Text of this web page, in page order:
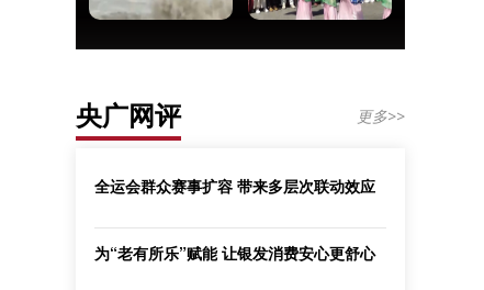
央广网评 更多>>
全运会群众赛事扩容 带来多层次联动效应
为“老有所乐”赋能 让银发消费安心更舒心